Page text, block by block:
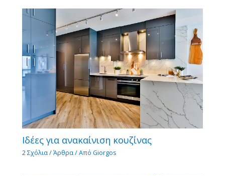
Ιδέες για ανακαίνιση κουζίνας
2 Σχόλια/Άρθρα/ ΑπόGiorgos